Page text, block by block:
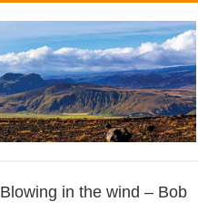
Blowing in the wind – Bob